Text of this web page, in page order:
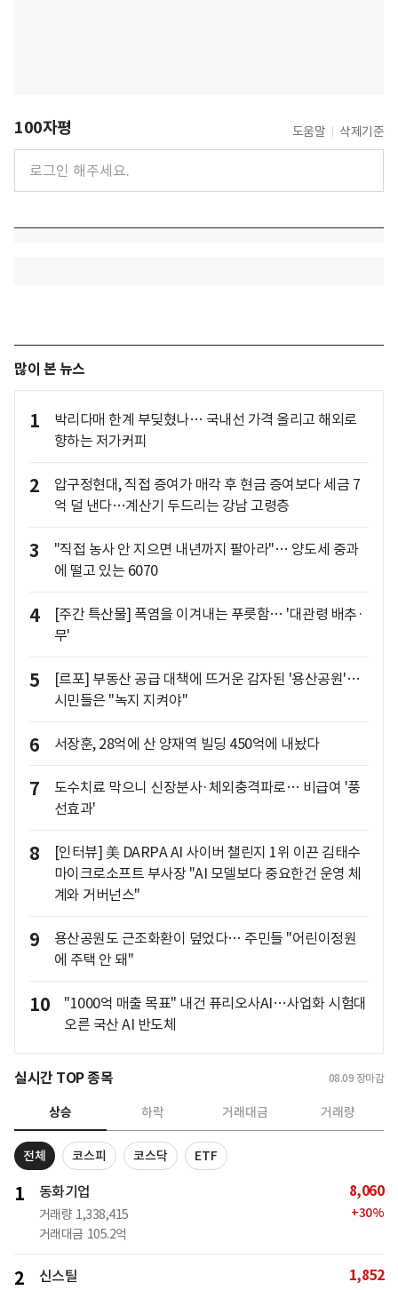
100자평 도움말 삭제기준
많이 본 뉴스
1
박리다매 한계 부딪혔나… 국내선 가격 올리고 해외로
향하는 저가커피
2
압구정현대, 직접 증여가 매각 후 현금 증여보다 세금 7
억 덜 낸다…계산기 두드리는 강남 고령층
3
"직접 농사 안 지으면 내년까지 팔아라"… 양도세 중과
에 떨고 있는 6070
4
[주간 특산물] 폭염을 이겨내는 푸릇함… '대관령 배추·
무'
5
[르포] 부동산 공급 대책에 뜨거운 감자된 '용산공원'…
시민들은 "녹지 지켜야"
6 서장훈, 28억에 산 양재역 빌딩 450억에 내놨다
7
도수치료 막으니 신장분사·체외충격파로… 비급여 '풍
선효과'
8
[인터뷰] 美 DARPA AI 사이버 챌린지 1위 이끈 김태수
마이크로소프트 부사장 "AI 모델보다 중요한건 운영 체
계와 거버넌스"
9
용산공원도 근조화환이 덮었다… 주민들 "어린이정원
에 주택 안 돼"
10
"1000억 매출 목표" 내건 퓨리오사AI…사업화 시험대
오른 국산 AI 반도체
실시간 TOP 종목 08.09 장마감
상승 하락 거래대금 거래량
전체 코스피 코스닥 ETF
1 동화기업
거래량 1,338,415
거래대금 105.2억
8,060
+30%
2 신스틸 1,852